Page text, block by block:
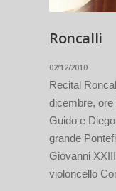
Roncalli
02/12/2010
Recital
dicembre, ore
Guido e
grande
Giovanni
violoncello